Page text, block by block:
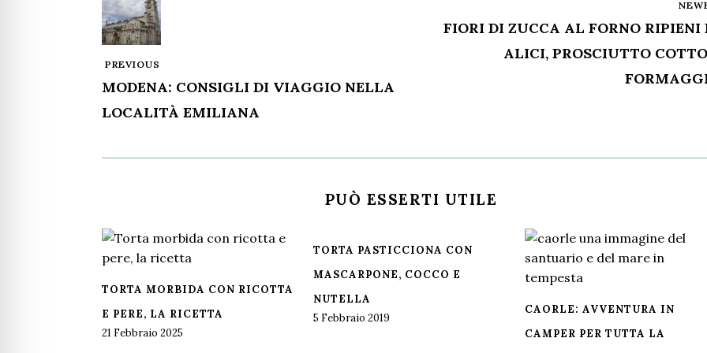
PREVIOUS
MODENA: CONSIGLI DI VIAGGIO NELLA
LOCALITÀ EMILIANA
FIORI DI ZUCCA AL FORNO RIPIENI
ALICI, PROSCIUTTO
PUÒ ESSERTI UTILE
TORTA MORBIDA CON RICOTTA
E PERE, LA RICETTA
21 Febbraio 2025
TORTA PASTICCIONA CON
MASCARPONE, COCCO E
NUTELLA
5 Febbraio 2019
CAORLE: AVVENTURA IN
CAMPER PER TUTTA LA